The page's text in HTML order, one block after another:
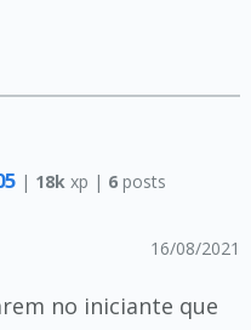
| 18k xp | 6 posts
16/08/2021
no iniciante que